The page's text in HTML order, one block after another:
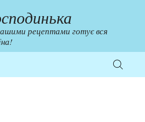
рецептами готує вся